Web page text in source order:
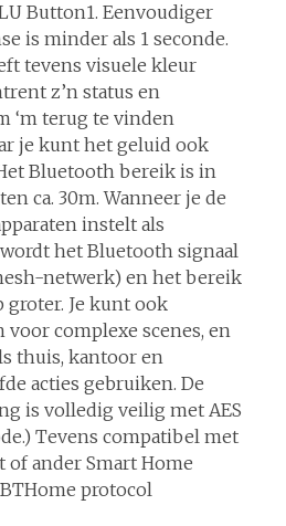
Button1. Eenvoudiger
is minder als 1 seconde.
tevens visuele kleur
z’n status en
‘m terug te vinden
je kunt het geluid ook
Bluetooth bereik is in
ca. 30m. Wanneer je de
instelt als
het Bluetooth signaal
netwerk) en het bereik
Je kunt ook
complexe scenes, en
thuis, kantoor en
acties gebruiken. De
is volledig veilig met AES
Tevens compatibel met
of ander Smart Home
protocol